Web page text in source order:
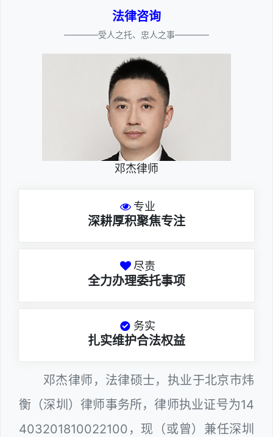
法律咨询
————受人之托、忠人之事————
邓杰律师
专业
深耕厚积聚焦专注
尽责
全力办理委托事项
务实
扎实维护合法权益
邓杰律师，法律硕士，执业于北京市炜
衡（深圳）律师事务所，律师执业证号为14
403201810022100，现（或曾）兼任深圳